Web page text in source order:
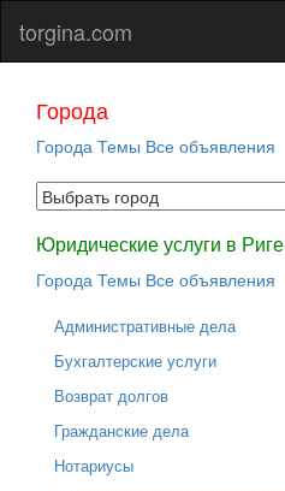
torgina.com
Города
Города Темы Все объявления
Юридические услуги в Риге
Города Темы Все объявления
Административные дела
Бухгалтерские услуги
Возврат долгов
Гражданские дела
Нотариусы